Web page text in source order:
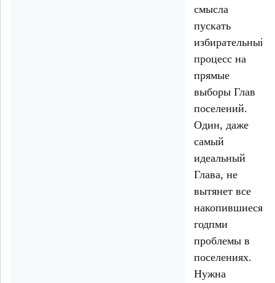
смысла
пускать
избирательный
процесс на
прямые
выборы Глав
поселений.
Один, даже
самый
идеальный
Глава, не
вытянет все
накопившиеся
годпми
проблемы в
поселениях.
Нужна